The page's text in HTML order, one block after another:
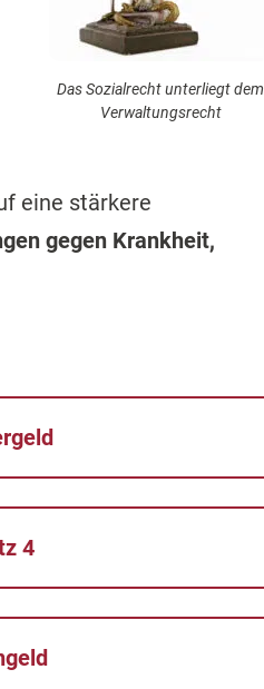
Das Sozialrecht unterliegt dem
Verwaltungsrecht
eine stärkere
gegen Krankheit,
4